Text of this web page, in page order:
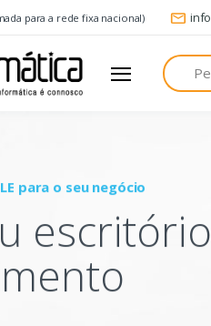
para a rede fixa nacional)
Pesquisa
para o seu negócio